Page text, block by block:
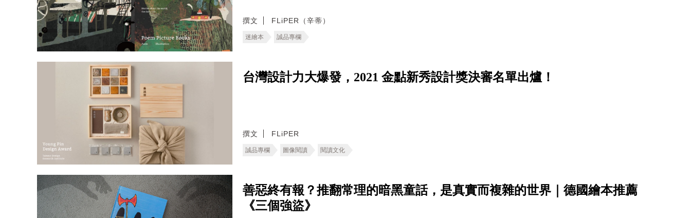
撰文 FLiPER（辛蒂）
迷繪本 誠品專欄
台灣設計力大爆發，2021 金點新秀設計獎決審名單出爐！
撰文 FLiPER
誠品專欄 圖像閱讀 閱讀文化
善惡終有報？推翻常理的暗黑童話，是真實而複雜的世界｜德國繪本推薦
《三個強盜》